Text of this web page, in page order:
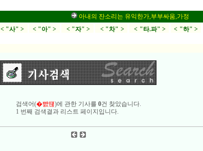
아내의 잔소리는 유익한가,부부싸움,가정
< "사" > < "아" > < "자" > < "차" > < "타.파" > < "하" >
검색어(�뺤떊)에 관한 기사를 0건 찾았습니다.
1 번째 검색결과 리스트 페이지입니다.